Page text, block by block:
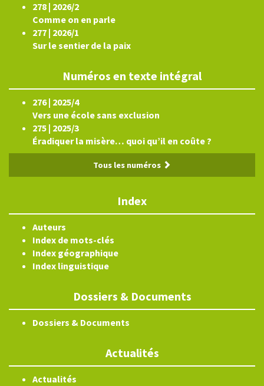
278 | 2026/2
Comme on en parle
277 | 2026/1
Sur le sentier de la paix
Numéros en texte intégral
276 | 2025/4
Vers une école sans exclusion
275 | 2025/3
Éradiquer la misère… quoi qu’il en coûte ?
Tous les numéros
Index
Auteurs
Index de mots-clés
Index géographique
Index linguistique
Dossiers & Documents
Dossiers & Documents
Actualités
Actualités